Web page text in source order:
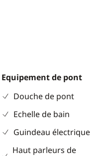
Equipement de pont
Douche de pont
Echelle de bain
Guindeau électrique
Haut parleurs de